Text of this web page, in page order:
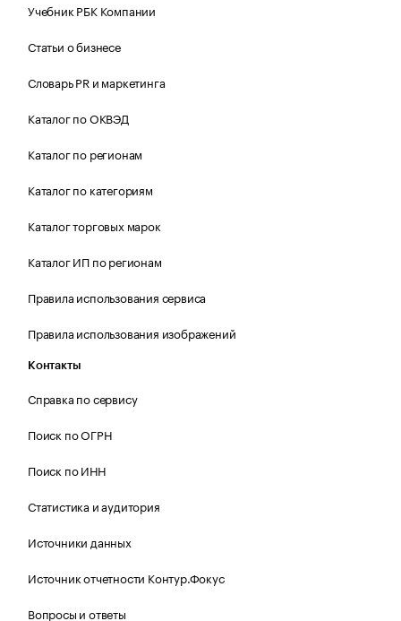
Учебник РБК Компании
Статьи о бизнесе
Словарь PR и маркетинга
Каталог по ОКВЭД
Каталог по регионам
Каталог по категориям
Каталог торговых марок
Каталог ИП по регионам
Правила использования сервиса
Правила использования изображений
Контакты
Справка по сервису
Поиск по ОГРН
Поиск по ИНН
Статистика и аудитория
Источники данных
Источник отчетности Контур.Фокус
Вопросы и ответы